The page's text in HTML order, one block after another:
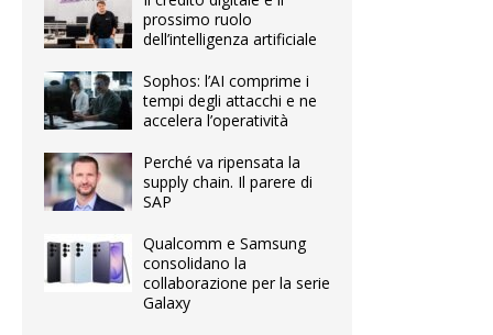
prossimo ruolo
dell’intelligenza artificiale
Sophos: l’AI comprime i
tempi degli attacchi e ne
accelera l’operatività
Perché va ripensata la
supply chain. Il parere di
SAP
Qualcomm e Samsung
consolidano la
collaborazione per la serie
Galaxy